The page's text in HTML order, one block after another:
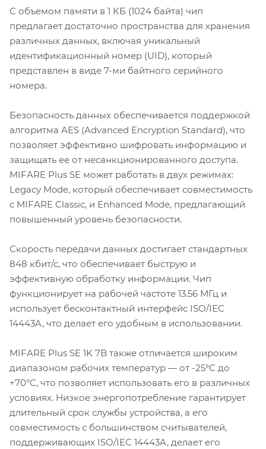
С объемом памяти в 1 КБ (1024 байта) чип
предлагает достаточно пространства для хранения
различных данных, включая уникальный
идентификационный номер (UID), который
представлен в виде 7-ми байтного серийного
номера.
Безопасность данных обеспечивается поддержкой
алгоритма AES (Advanced Encryption Standard), что
позволяет эффективно шифровать информацию и
защищать ее от несанкционированного доступа.
MIFARE Plus SE может работать в двух режимах:
Legacy Mode, который обеспечивает совместимость
с MIFARE Classic, и Enhanced Mode, предлагающий
повышенный уровень безопасности.
Скорость передачи данных достигает стандартных
848 кбит/с, что обеспечивает быструю и
эффективную обработку информации. Чип
функционирует на рабочей частоте 13.56 МГц и
использует бесконтактный интерфейс ISO/IEC
14443A, что делает его удобным в использовании.
MIFARE Plus SE 1K 7B также отличается широким
диапазоном рабочих температур — от -25°C до
+70°C, что позволяет использовать его в различных
условиях. Низкое энергопотребление гарантирует
длительный срок службы устройства, а его
совместимость с большинством считывателей,
поддерживающих ISO/IEC 14443A, делает его